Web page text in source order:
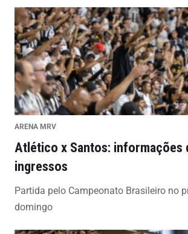
ARENA MRV
Atlético x Santos: informações
ingressos
Partida pelo Campeonato Brasileiro no
domingo